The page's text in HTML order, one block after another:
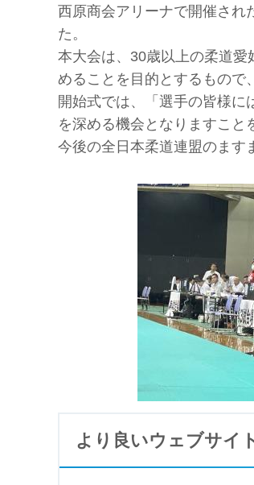
西原商会アリーナで開催され
た。
本大会は、30歳以上の柔道
めることを目的とするもので
開始式では、「選手の皆様
を深める機会となりますこと
今後の全日本柔道連盟のます
より良いウェブサイ